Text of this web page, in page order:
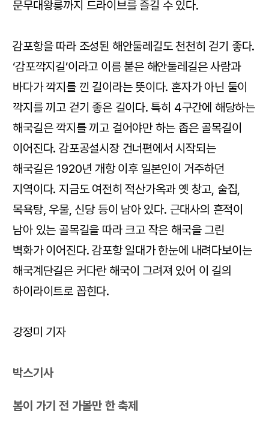
문무대왕릉까지 드라이브를 즐길 수 있다.
감포항을 따라 조성된 해안둘레길도 천천히 걷기 좋다.
‘감포깍지길’이라고 이름 붙은 해안둘레길은 사람과
바다가 깍지를 낀 길이라는 뜻이다. 혼자가 아닌 둘이
깍지를 끼고 걷기 좋은 길이다. 특히 4구간에 해당하는
해국길은 깍지를 끼고 걸어야만 하는 좁은 골목길이
이어진다. 감포공설시장 건너편에서 시작되는
해국길은 1920년 개항 이후 일본인이 거주하던
지역이다. 지금도 여전히 적산가옥과 옛 창고, 술집,
목욕탕, 우물, 신당 등이 남아 있다. 근대사의 흔적이
남아 있는 골목길을 따라 크고 작은 해국을 그린
벽화가 이어진다. 감포항 일대가 한눈에 내려다보이는
해국계단길은 커다란 해국이 그려져 있어 이 길의
하이라이트로 꼽힌다.
강정미 기자
박스기사
봄이 가기 전 가볼만 한 축제